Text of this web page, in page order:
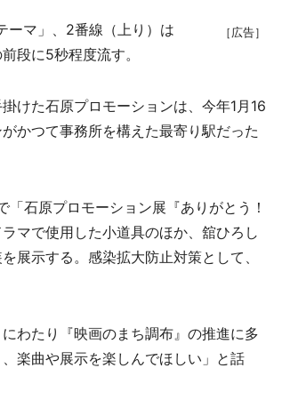
［広告］
ーマ」、2番線（上り）は
段に5秒程度流す。
けた石原プロモーションは、今年1月16
かつて事務所を構えた最寄り駅だった
石原プロモーション展『ありがとう！
マで使用した小道具のほか、舘ひろし
展示する。感染拡大防止対策として、
わたり『映画のまち調布』の推進に多
楽曲や展示を楽しんでほしい」と話